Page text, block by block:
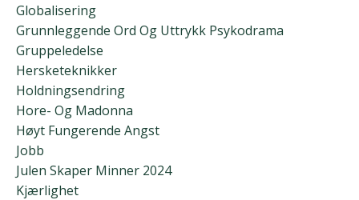
Globalisering
Grunnleggende Ord Og Uttrykk Psykodrama
Gruppeledelse
Hersketeknikker
Holdningsendring
Hore- Og Madonna
Høyt Fungerende Angst
Jobb
Julen Skaper Minner 2024
Kjærlighet